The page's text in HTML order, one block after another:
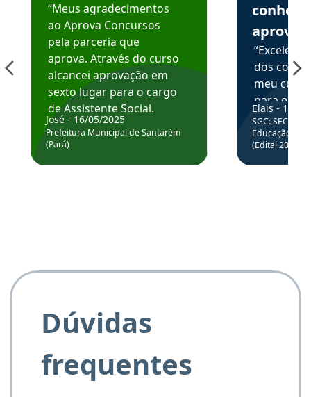
“Meus agradecimentos
ao Aprova Concursos
pela parceria que
aprova. Através do curso
alcancei aprovação em
sexto lugar para o cargo
de Assistente Social.
Hoje estou atuando na
Prefeitura de Santarém.
José - 16/05/2025
Prefeitura Municipal de Santarém
(Pará)
aprova
dos
meu
para
colocar
através
de
Elais - 15/
SGC: SEC BA
Educação
(Edital
Dúvidas
frequentes